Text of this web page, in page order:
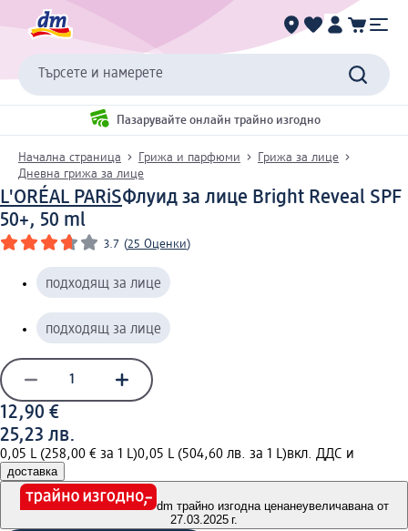
Търсете и намерете
Пазарувайте онлайн трайно изгодно
Начална страница Грижа и парфюми
Грижа за лице
Дневна грижа за лице
L'ORÉAL PARiSФлуид за лице Bright Reveal SPF
50+, 50 ml
3.7 (25 Оценки)
подходящ за лице
подходящ за лице
12,90 €
25,23 лв.
0,05 L (258,00 € за 1 L)0,05 L (504,60 лв. за 1 L)вкл. ДДС и
доставка
dm трайно изгодна ценанеувеличавана от
27.03.2025 г.